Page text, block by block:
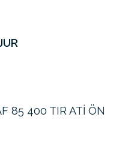
85 400 TIR ATİ ÖN